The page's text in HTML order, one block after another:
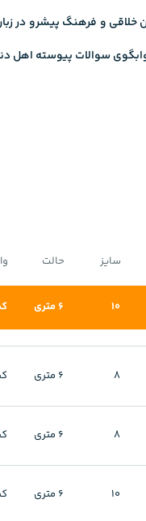
خلاقی و فرهنگ پیشرو در
سوالات پیوسته اهل
سایز حالت
10 6 متری
8 6 متری
8 6 متری
10 6 متری